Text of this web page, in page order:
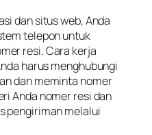
dan situs web, Anda
telepon untuk
resi. Cara kerja
harus menghubungi
dan meminta nomer
Anda nomer resi dan
pengiriman melalui